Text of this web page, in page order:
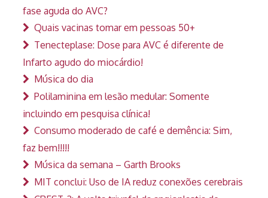
fase aguda do AVC?
Quais vacinas tomar em pessoas 50+
Tenecteplase: Dose para AVC é diferente de
Infarto agudo do miocárdio!
Música do dia
Polilaminina em lesão medular: Somente
incluindo em pesquisa clínica!
Consumo moderado de café e demência: Sim,
faz bem!!!!!
Música da semana – Garth Brooks
MIT conclui: Uso de IA reduz conexões cerebrais